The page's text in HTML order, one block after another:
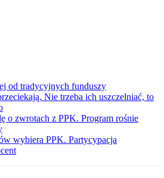
od tradycyjnych funduszy
Nie trzeba ich uszczelniać, to
o zwrotach z PPK. Program rośnie
wybiera PPK. Partycypacja